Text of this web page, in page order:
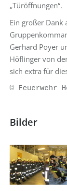
„Türöffnungen“.
Ein großer Dank
Gerhard Poyer
Höflinger von
sich extra für
© Feuerwehr
Bilder